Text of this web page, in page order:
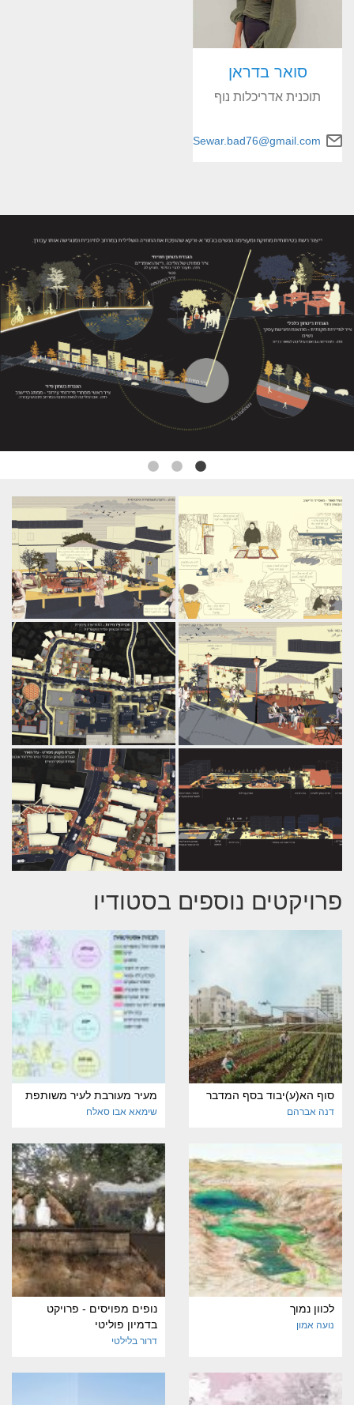
סואר בדראן
תוכנית אדריכלות נוף
Sewar.bad76@gmail.com
פרויקטים נוספים בסטודיו
סוף הא(ע)יבוד בסף המדבר
דנה אברהם
מעיר מעורבת לעיר משותפת
שימאא אבו סאלח
לכוון נמוך
נועה אמון
נופים מפויסים - פרויקט
בדמיון פוליטי
דרור בלילטי